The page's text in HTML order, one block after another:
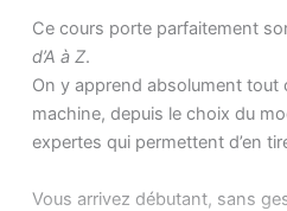
fabrication.
Bois — Comprenez la matière
Faites du bois votre meilleur
Ce cours porte parfaitement
Ce cours porte parfaitement
d’A à Z.
On y apprend absolument tout
machine, depuis le choix du
expertes qui permettent d’en
Vous arrivez débutant, sans